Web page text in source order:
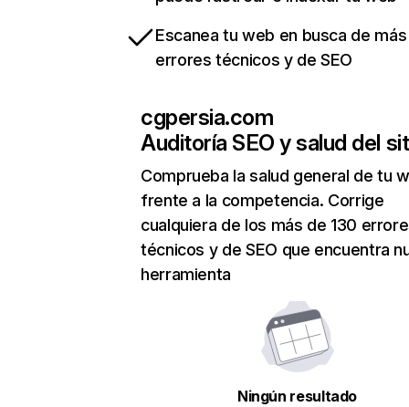
Escanea tu web en busca de
errores técnicos y de SEO
cgpersia.com
Auditoría SEO y salud del
Comprueba la salud general de tu
frente a la competencia. Corrige
cualquiera de los más de 130
técnicos y de SEO que encuentra
herramienta
Ningún resultado